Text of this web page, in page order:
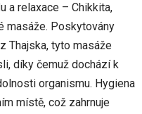
a relaxace – Chikkita,
masáže. Poskytovány
Thajska, tyto masáže
díky čemuž dochází k
organismu. Hygiena
místě, což zahrnuje